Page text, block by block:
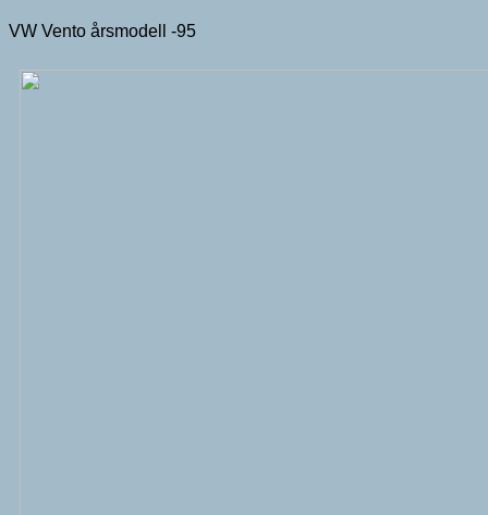
VW Vento årsmodell -95